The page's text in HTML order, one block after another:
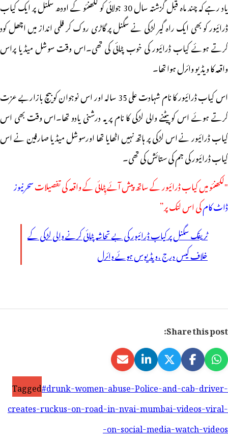
یاد رہے کہ چند ماہ قبل گزشتہ سال 30 جولائی کو لکھنئو کے اودھ سگنل پر ایک کیاب
ڈرائیور کو بھی ایک راہ گیر لڑکی نے سگنل پر گاڑی روک کر فلمی انداز میں اچھل کود
کرتے ہوئے کیاب ڈرائیور کی خوب پٹائی کی تھی۔اس وقت سوشل میڈیا پراس
واقعہ کا ویڈیو وائرل ہوا تھا۔
اس کیاب ڈرائیور کا نام شہادت علی 35 سالہ اور اس نوجوان کو بیچ بازاربے عزت
کرتے ہوئے اس کو پیٹنے والی لڑکی کا نام پریہ درشنی یادو تھا۔اس وقت بھی اس
کیاب ڈرائیور نے اس لڑکی پر ہاتھ نہیں اٹھایا تھا اورسوشل میڈیا صارفین نے اس
کیاب ڈرائیور کی جم کی ستائش کی تھی۔
"لکھنئو میں کیاب ڈرائیور کے ساتھ پیش آئے پِٹائی کے واقعہ کی تفصیلاتسحرنیوز
ڈاٹ کامکی اس لنک پر”
ٹریفک سگنل پر کیاب ڈرائیور کی بے تحاشہ پٹائی کرنے والی لڑکی کے
خلاف کیس درج ،ویڈیوس ہوئے وائرل
Share this post:
Tagged#drunk-women-abuse-Police-and-cab-driver-
creates-ruckus-on-road-in-nvai-mumbai-videos-viral-
on-social-media-watch-videos-